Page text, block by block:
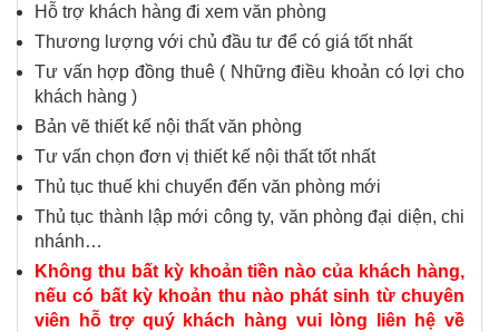
Hỗ trợ khách hàng đi xem văn phòng
Thương lượng với chủ đầu tư để có giá tốt nhất
Tư vấn hợp đồng thuê ( Những điều khoản có lợi cho
khách hàng )
Bản vẽ thiết kế nội thất văn phòng
Tư vấn chọn đơn vị thiết kế nội thất tốt nhất
Thủ tục thuế khi chuyển đến văn phòng mới
Thủ tục thành lập mới công ty, văn phòng đại diện, chi
nhánh…
Không thu bất kỳ khoản tiền nào của khách hàng,
nếu có bất kỳ khoản thu nào phát sinh từ chuyên
viên hỗ trợ quý khách hàng vui lòng liên hệ về